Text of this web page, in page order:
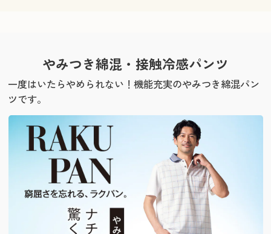
やみつき綿混・接触冷感パンツ
一度はいたらやめられない！機能充実のやみつき綿混パン
ツです。